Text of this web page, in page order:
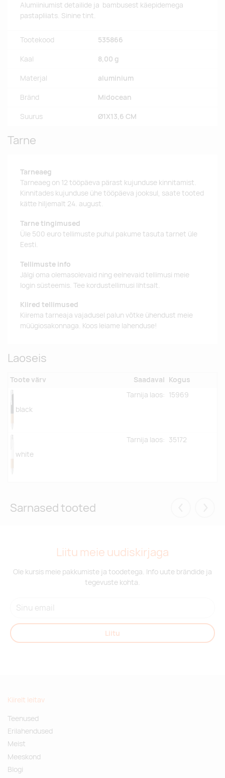
Alumiiniumist detailide ja bambusest käepidemega
pastapliiats. Sinine tint.
Tootekood 535866
Kaal 8,00 g
Materjal aluminium
Bränd Midocean
Suurus Ø1X13,6 CM
Tarne
Tarneaeg
Tarneaeg on 12 tööpäeva pärast kujunduse kinnitamist.
Kinnitades kujunduse ühe tööpäeva jooksul, saate tooted
kätte hiljemalt 24. august.
Tarne tingimused
Üle 500 euro tellimuste puhul pakume tasuta tarnet üle
Eesti.
Tellimuste info
Jälgi oma olemasolevaid ning eelnevaid tellimusi meie
login süsteemis. Tee kordustellimusi lihtsalt.
Kiired tellimused
Kiirema tarneaja vajadusel palun võtke ühendust meie
müügiosakonnaga. Koos leiame lahenduse!
Laoseis
Toote värv Saadaval Kogus
black
Tarnija laos: 15969
white
Tarnija laos: 35172
Sarnased tooted
Liitu meie uudiskirjaga
Ole kursis meie pakkumiste ja toodetega. Info uute brändide ja
tegevuste kohta.
Liitu
Kiirelt leitav
Teenused
Erilahendused
Meist
Meeskond
Blogi